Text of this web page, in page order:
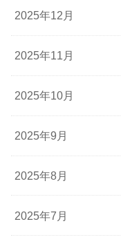
2025年12月
2025年11月
2025年10月
2025年9月
2025年8月
2025年7月